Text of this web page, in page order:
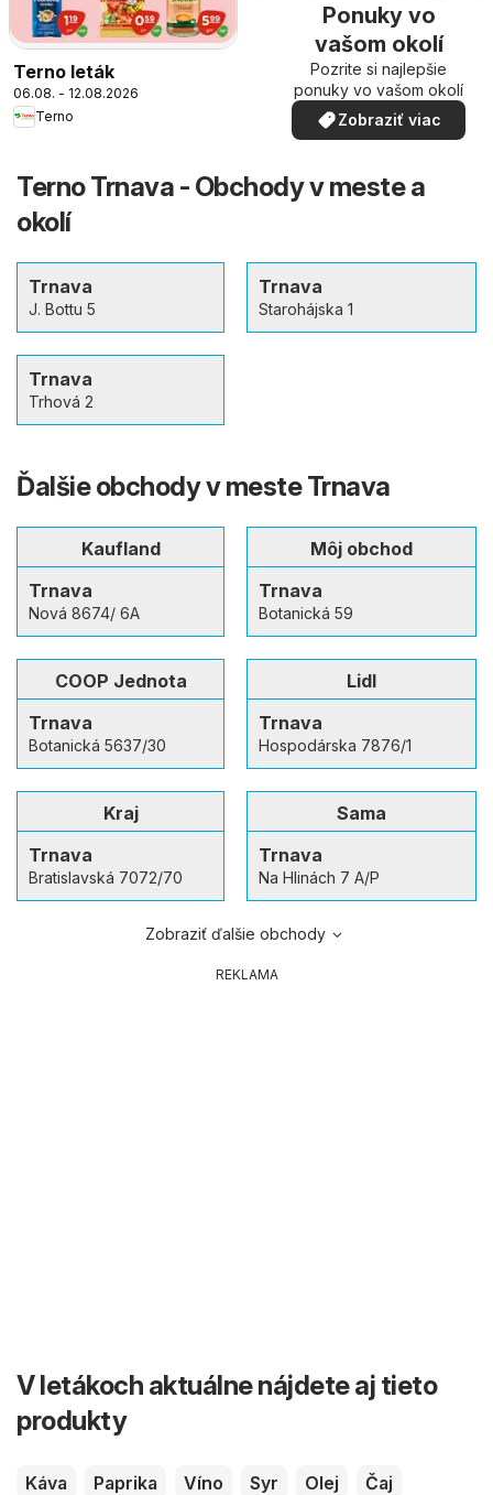
Terno leták
06.08. - 12.08.2026
Terno
Ponuky vo
vašom okolí
Pozrite si najlepšie
ponuky vo vašom okolí
Zobraziť viac
Terno Trnava - Obchody v meste a
okolí
Trnava
J. Bottu 5
Trnava
Starohájska 1
Trnava
Trhová 2
Ďalšie obchody v meste Trnava
Kaufland
Trnava
Nová 8674/ 6A
Môj obchod
Trnava
Botanická 59
COOP Jednota
Trnava
Botanická 5637/30
Lidl
Trnava
Hospodárska 7876/1
Kraj
Trnava
Bratislavská 7072/70
Sama
Trnava
Na Hlinách 7 A/P
Zobraziť ďalšie obchody
REKLAMA
V letákoch aktuálne nájdete aj tieto
produkty
Káva Paprika Víno Syr Olej
Čaj